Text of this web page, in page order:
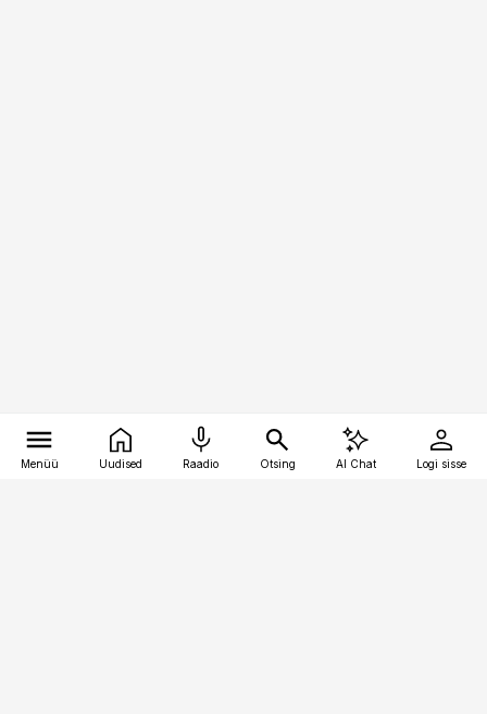
Menüü Uudised Raadio Otsing AI Chat Logi sisse